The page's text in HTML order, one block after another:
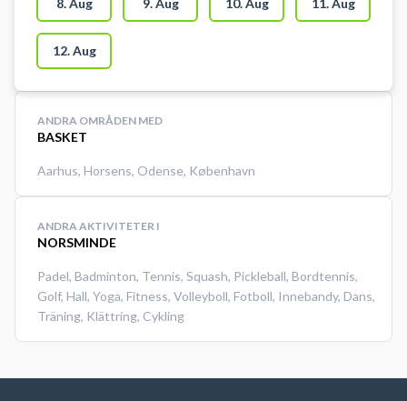
for booking af basketballbanen er
60 min. ad gangen. Medbring egen
bold. Gratis parkering ved grus
parkeringen 50 meter fra hallen.
Lys tænder 10 min før din booking.
8. Aug 9. Aug 10. Aug 11. Aug
12. Aug
ANDRA OMRÅDEN MED
BASKET
Aarhus, Horsens, Odense, København
ANDRA AKTIVITETER I
NORSMINDE
Padel, Badminton, Tennis, Squash, Pickleball, Bordtennis,
Golf, Hall, Yoga, Fitness, Volleyboll, Fotboll, Innebandy, Dans,
Träning, Klättring, Cykling